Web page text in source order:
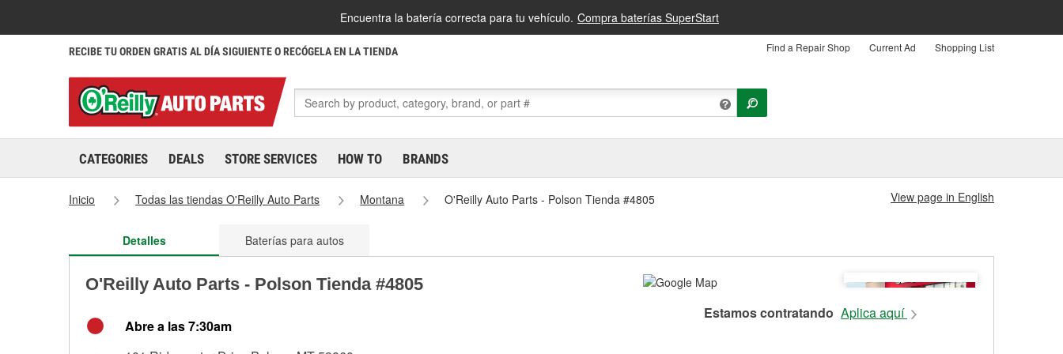
Encuentra la batería correcta para tu vehículo. Compra baterías SuperStart
RECIBE TU ORDEN GRATIS AL DÍA SIGUIENTE O RECÓGELA EN LA TIENDA Find a Repair Shop Current Ad Shopping List
CATEGORIES DEALS STORE SERVICES HOW TO BRANDS
Inicio Todas las tiendas O'Reilly Auto Parts Montana O'Reilly Auto Parts - Polson Tienda #4805 View page in English
Detalles Baterías para autos
O'Reilly Auto Parts - Polson Tienda #4805
Abre a las 7:30am
Estamos contratando Aplica aquí